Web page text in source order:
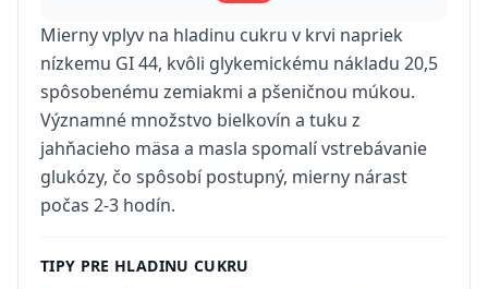
Mierny vplyv na hladinu cukru v krvi napriek
nízkemu GI 44, kvôli glykemickému nákladu 20,5
spôsobenému zemiakmi a pšeničnou múkou.
Významné množstvo bielkovín a tuku z
jahňacieho mäsa a masla spomalí vstrebávanie
glukózy, čo spôsobí postupný, mierny nárast
počas 2-3 hodín.
TIPY PRE HLADINU CUKRU